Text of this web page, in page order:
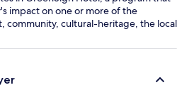
impact on one or more of the
community, cultural-heritage, the local